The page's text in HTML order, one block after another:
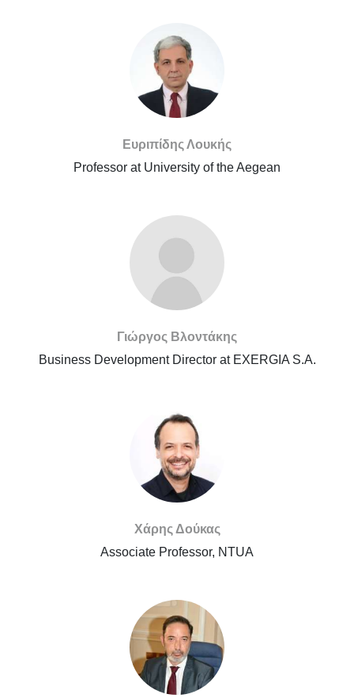
Ευριπίδης Λουκής
Professor at University of the Aegean
Γιώργος Βλοντάκης
Business Development Director at EXERGIA S.A.
Χάρης Δούκας
Associate Professor, NTUA